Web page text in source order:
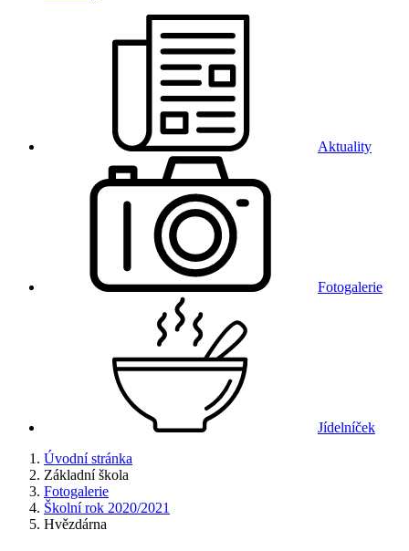
Aktuality
Fotogalerie
Jídelníček
Úvodní stránka
Základní škola
Fotogalerie
Školní rok 2020/2021
Hvězdárna